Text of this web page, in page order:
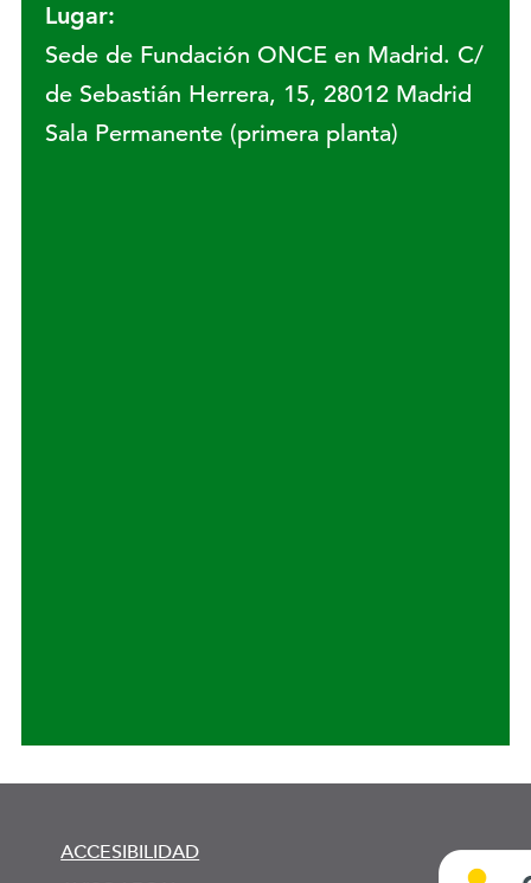
Lugar:
Sede de Fundación ONCE en Madrid. C/
de Sebastián Herrera, 15, 28012 Madrid
Sala Permanente (primera planta)
ACCESIBILIDAD